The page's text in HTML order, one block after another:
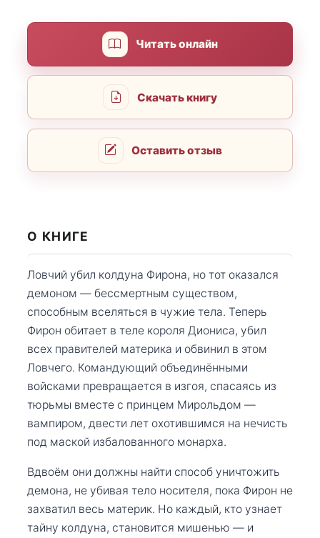
Читать онлайн
Скачать книгу
Оставить отзыв
О КНИГЕ
Ловчий убил колдуна Фирона, но тот оказался
демоном — бессмертным существом,
способным вселяться в чужие тела. Теперь
Фирон обитает в теле короля Диониса, убил
всех правителей материка и обвинил в этом
Ловчего. Командующий объединёнными
войсками превращается в изгоя, спасаясь из
тюрьмы вместе с принцем Мирольдом —
вампиром, двести лет охотившимся на нечисть
под маской избалованного монарха.
Вдвоём они должны найти способ уничтожить
демона, не убивая тело носителя, пока Фирон не
захватил весь материк. Но каждый, кто узнает
тайну колдуна, становится мишенью — и